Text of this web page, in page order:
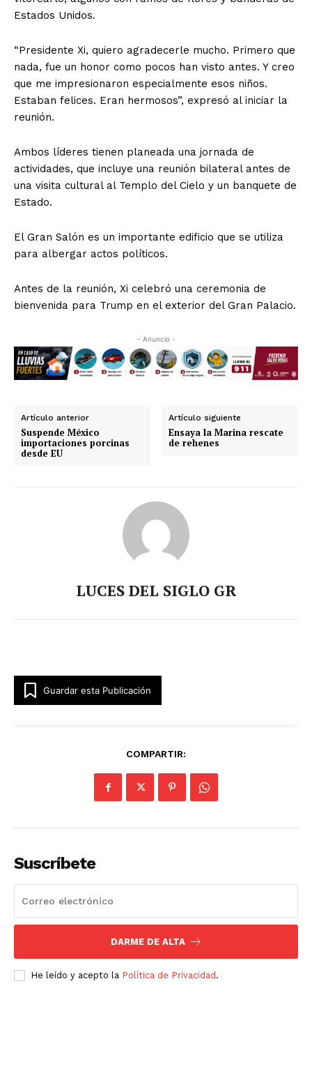
Del Siglo
Estados Unidos.
“Presidente Xi, quiero agradecerle mucho. Primero que
nada, fue un honor como pocos han visto antes. Y creo
que me impresionaron especialmente esos niños.
Estaban felices. Eran hermosos”, expresó al iniciar la
reunión.
Ambos líderes tienen planeada una jornada de
actividades, que incluye una reunión bilateral antes de
una visita cultural al Templo del Cielo y un banquete de
Estado.
El Gran Salón es un importante edificio que se utiliza
para albergar actos políticos.
Antes de la reunión, Xi celebró una ceremonia de
bienvenida para Trump en el exterior del Gran Palacio.
- Anuncio -
Artículo anterior
Suspende México
importaciones porcinas
desde EU
Artículo siguiente
Ensaya la Marina rescate
de rehenes
LUCES DEL SIGLO GR
Guardar esta Publicación
COMPARTIR:
Suscríbete
DARME DE ALTA
He leído y acepto la Política de Privacidad .